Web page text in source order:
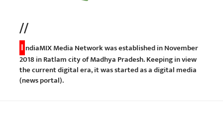
//
I ndiaMIX Media Network was established in November
2018 in Ratlam city of Madhya Pradesh. Keeping in view
the current digital era, it was started as a digital media
(news portal).